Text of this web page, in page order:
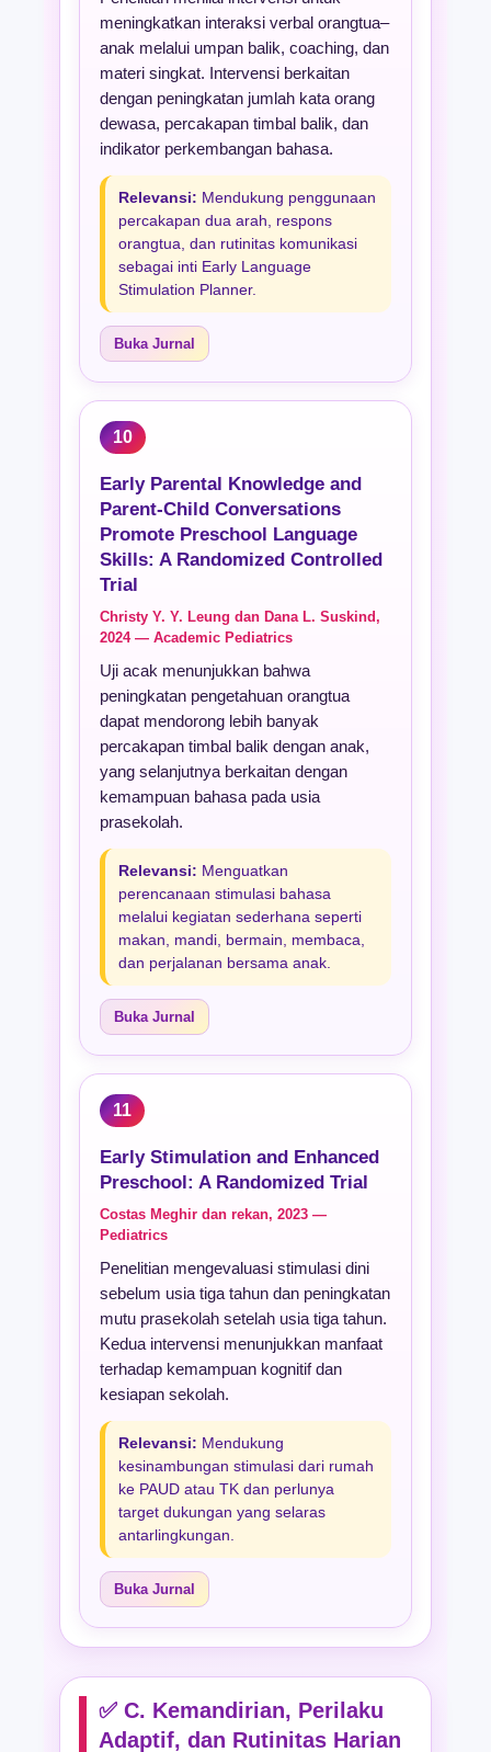
meningkatkan interaksi verbal orangtua–
anak melalui umpan balik, coaching, dan
materi singkat. Intervensi berkaitan
dengan peningkatan jumlah kata orang
dewasa, percakapan timbal balik, dan
indikator perkembangan bahasa.
Relevansi: Mendukung penggunaan
percakapan dua arah, respons
orangtua, dan rutinitas komunikasi
sebagai inti Early Language
Stimulation Planner.
Buka Jurnal
10
Early Parental Knowledge and
Parent-Child Conversations
Promote Preschool Language
Skills: A Randomized Controlled
Trial
Christy Y. Y. Leung dan Dana L. Suskind,
2024 — Academic Pediatrics
Uji acak menunjukkan bahwa
peningkatan pengetahuan orangtua
dapat mendorong lebih banyak
percakapan timbal balik dengan anak,
yang selanjutnya berkaitan dengan
kemampuan bahasa pada usia
prasekolah.
Relevansi: Menguatkan
perencanaan stimulasi bahasa
melalui kegiatan sederhana seperti
makan, mandi, bermain, membaca,
dan perjalanan bersama anak.
Buka Jurnal
11
Early Stimulation and Enhanced
Preschool: A Randomized Trial
Costas Meghir dan rekan, 2023 —
Pediatrics
Penelitian mengevaluasi stimulasi dini
sebelum usia tiga tahun dan peningkatan
mutu prasekolah setelah usia tiga tahun.
Kedua intervensi menunjukkan manfaat
terhadap kemampuan kognitif dan
kesiapan sekolah.
Relevansi: Mendukung
kesinambungan stimulasi dari rumah
ke PAUD atau TK dan perlunya
target dukungan yang selaras
antarlingkungan.
Buka Jurnal
✅ C. Kemandirian, Perilaku
Adaptif, dan Rutinitas Harian